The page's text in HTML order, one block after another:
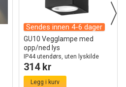
Sendes innen 4-6 dager
GU10 Vegglampe med
opp/ned lys
IP44 utendørs, uten lyskilde
314 kr
Legg i kurv